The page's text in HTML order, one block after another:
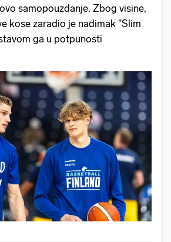
samopouzdanje. Zbog visine,
kose zaradio je nadimak "Slim
ga u potpunosti